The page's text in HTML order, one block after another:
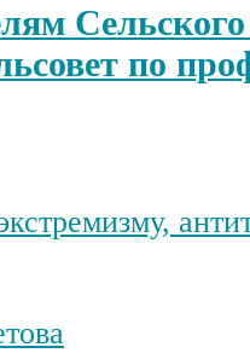
Сельского
по